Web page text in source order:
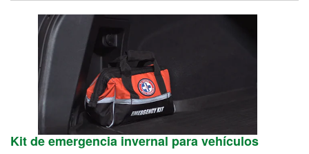
Kit de emergencia invernal para vehículos